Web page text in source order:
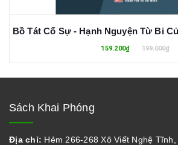
159.200₫ 199.000₫
Sách Khai Phóng
Địa chỉ: Hẻm 266-268 Xô Viết Nghệ Tĩnh,